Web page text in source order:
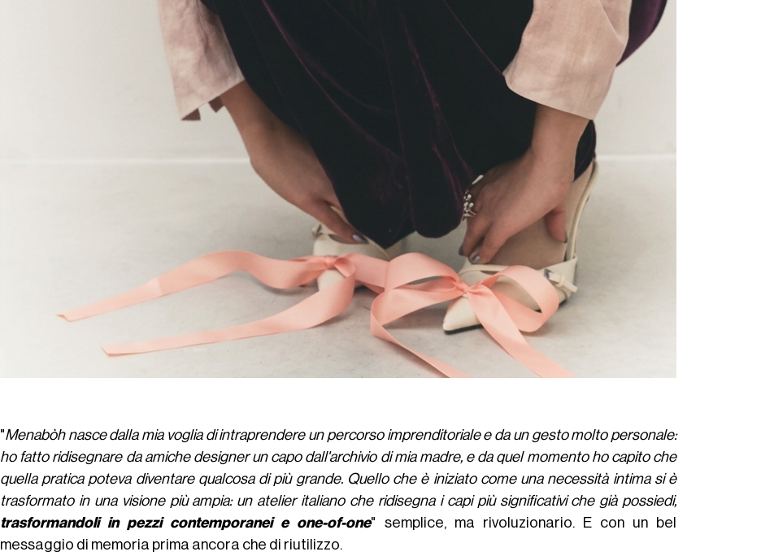
"Menabòh nasce dalla mia voglia di intraprendere un percorso imprenditoriale e da un gesto molto personale:
ho fatto ridisegnare da amiche designer un capo dall'archivio di mia madre, e da quel momento ho capito che
quella pratica poteva diventare qualcosa di più grande. Quello che è iniziato come una necessità intima si è
trasformato in una visione più ampia: un atelier italiano che ridisegna i capi più significativi che già possiedi,
trasformandoli in pezzi contemporanei e one-of-one" semplice, ma rivoluzionario. E con un bel
messaggio di memoria prima ancora che di riutilizzo.